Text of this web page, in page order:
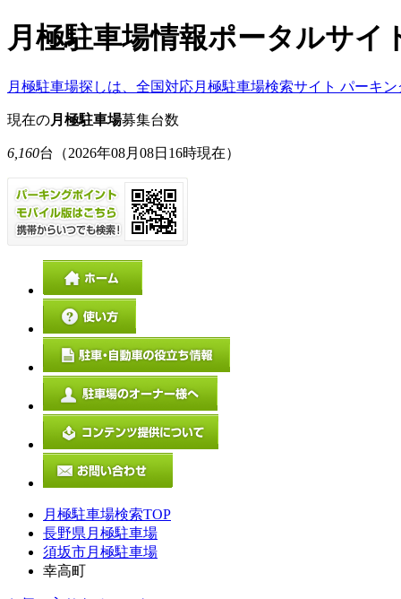
月極駐車場情報ポータルサイ
月極駐車場探しは、全国対応月極駐車場検索サイト パーキン
現在の月極駐車場募集台数
6,160台 （2026年08月08日16時現在）
月極駐車場検索TOP
長野県月極駐車場
須坂市月極駐車場
幸高町